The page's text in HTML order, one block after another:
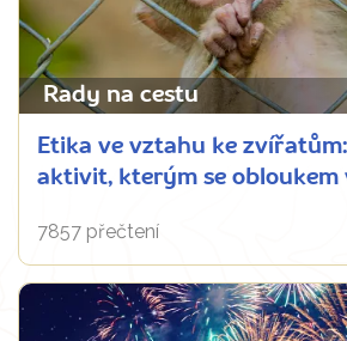
Rady na cestu
Etika ve vztahu ke
aktivit, kterým se obloukem
7857 přečtení